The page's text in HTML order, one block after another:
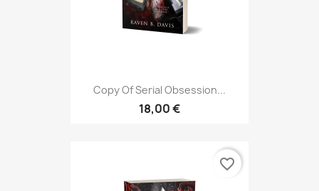
Copy Of Serial Obsession...
18,00 €
favorite_border